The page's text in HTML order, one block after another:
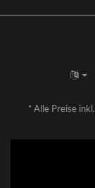
*Alle Preise